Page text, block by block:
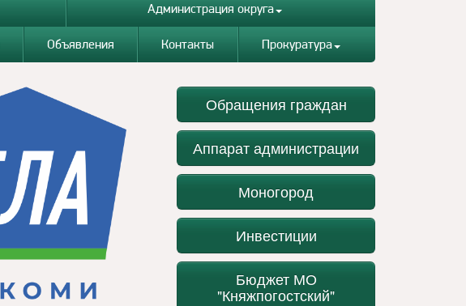
Администрация округа
Объявления Контакты Прокуратура
Обращения граждан
Аппарат администрации
Моногород
Инвестиции
Бюджет МО
"Княжпогостский"